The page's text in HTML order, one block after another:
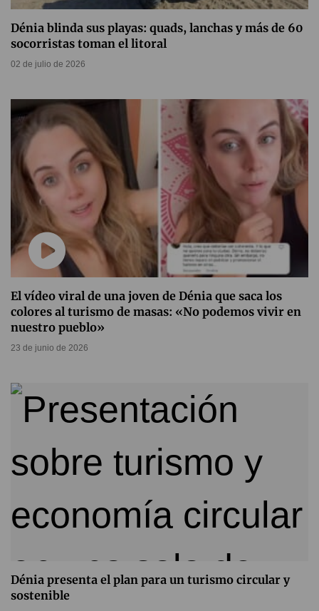
Dénia blinda sus playas: quads, lanchas y más de 60
socorristas toman el litoral
02 de julio de 2026
El vídeo viral de una joven de Dénia que saca los
colores al turismo de masas: «No podemos vivir en
nuestro pueblo»
23 de junio de 2026
Dénia presenta el plan para un turismo circular y
sostenible